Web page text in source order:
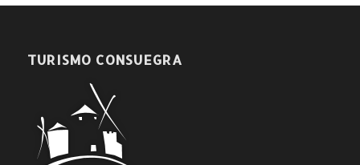
TURISMO CONSUEGRA